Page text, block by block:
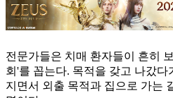
전문가들은 치매 환자들이 흔히
회'를 꼽는다. 목적을 갖고 나갔다
지면서 외출 목적과 집으로 가는